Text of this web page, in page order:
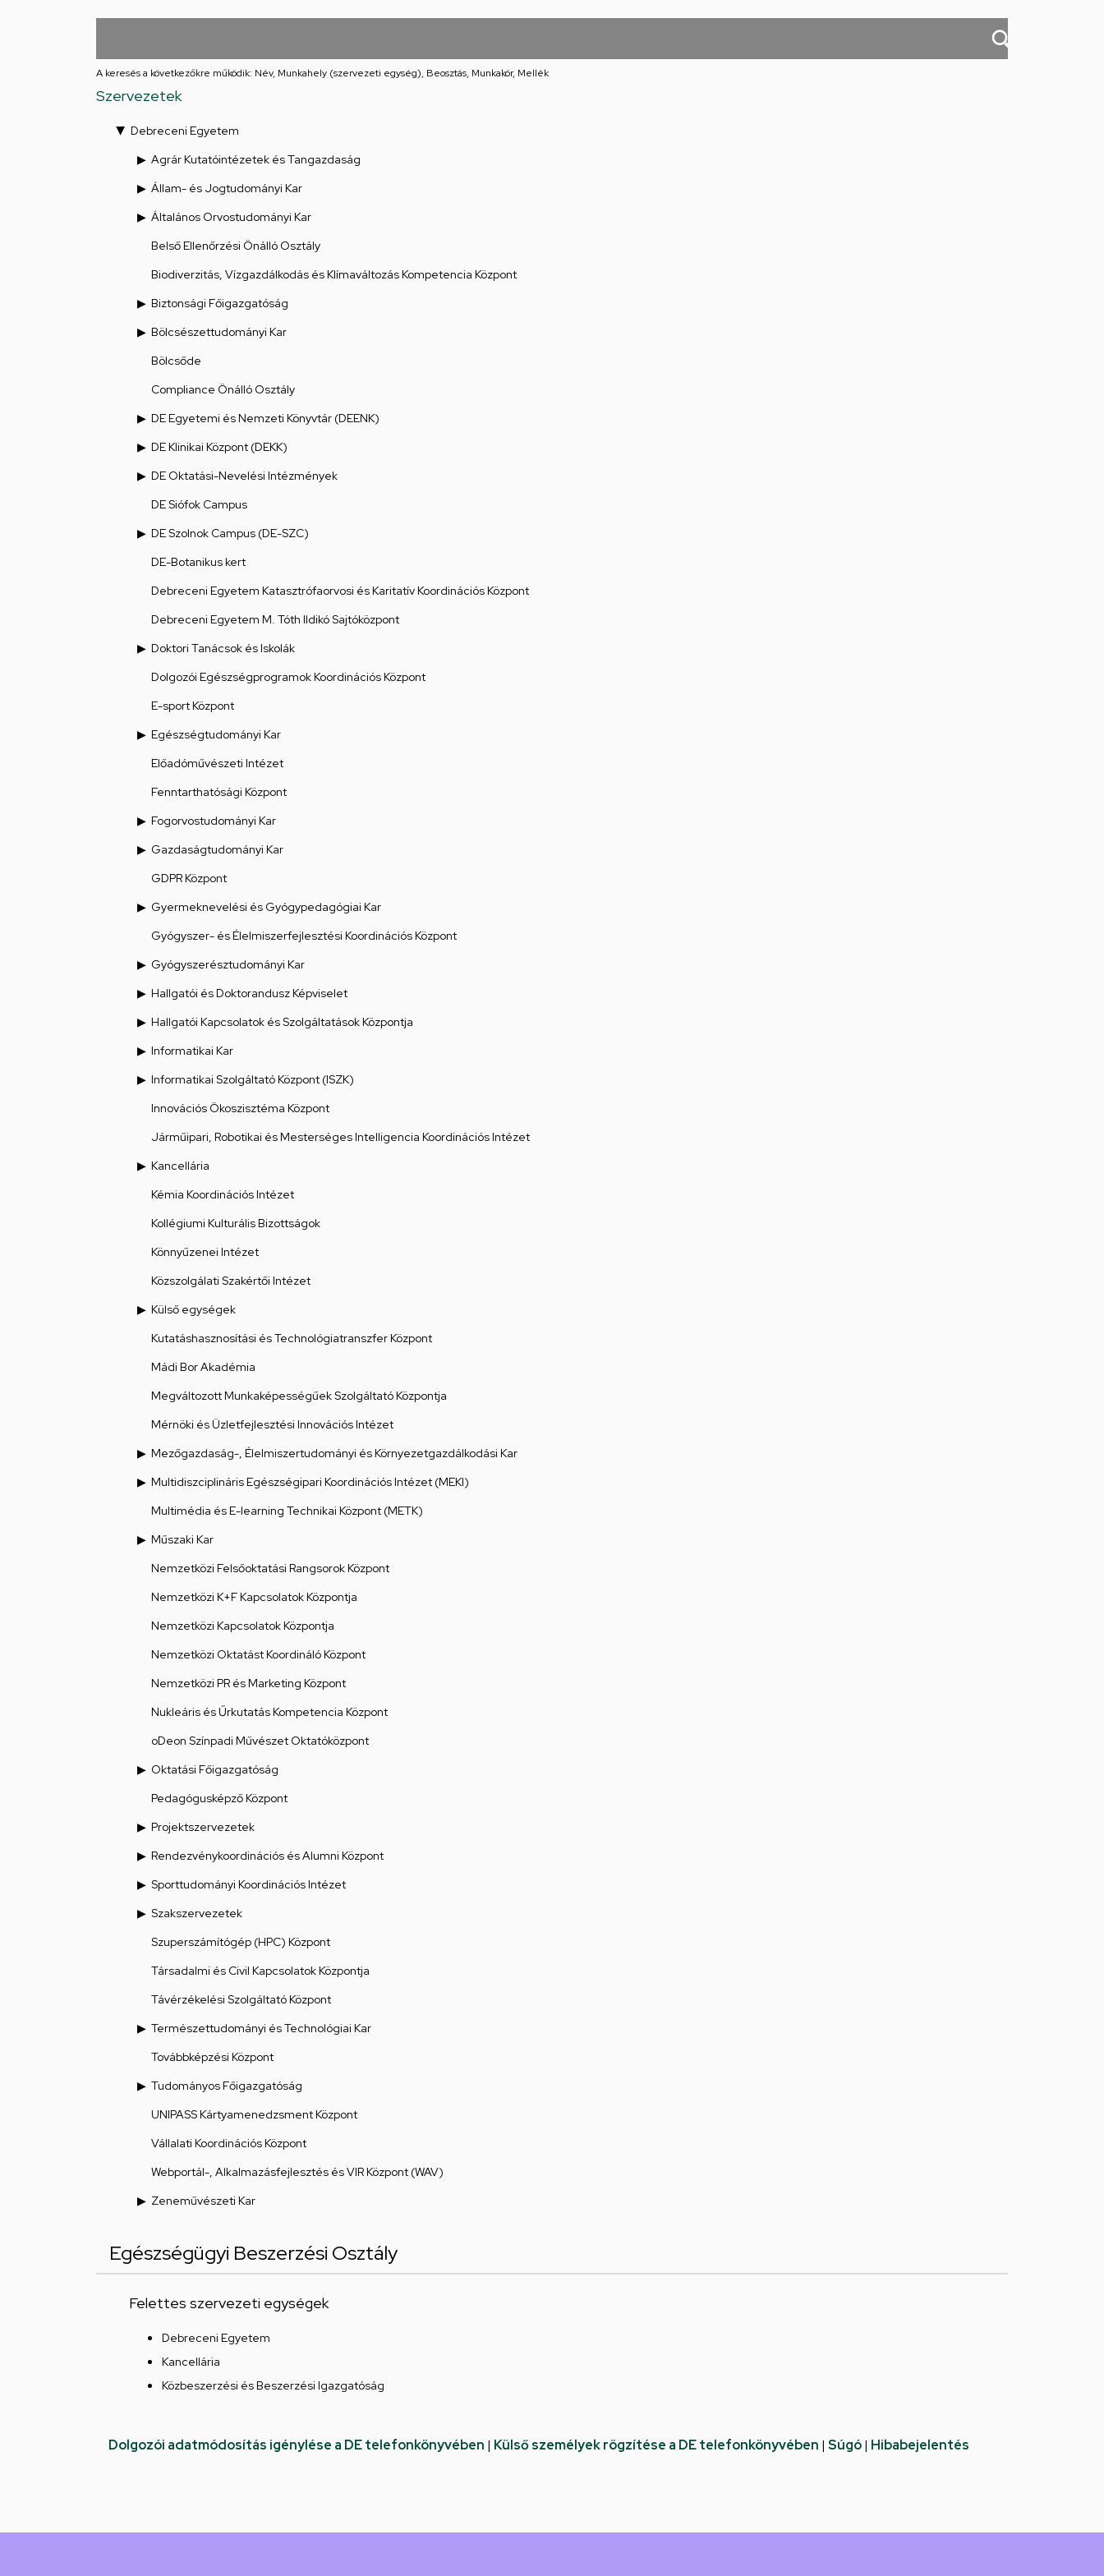
Iskolája
feladatellátási
A keresés a következőkre működik: Név, Munkahely (szervezeti egység), Beosztás, Munkakör, Mellék
Szervezetek
Debreceni Egyetem
Agrár Kutatóintézetek és Tangazdaság
Állam- és Jogtudományi Kar
Általános Orvostudományi Kar
Belső Ellenőrzési Önálló Osztály
Biodiverzitás, Vízgazdálkodás és Klímaváltozás Kompetencia Központ
Biztonsági Főigazgatóság
Bölcsészettudományi Kar
Bölcsőde
Compliance Önálló Osztály
DE Egyetemi és Nemzeti Könyvtár (DEENK)
DE Klinikai Központ (DEKK)
DE Oktatási-Nevelési Intézmények
DE Siófok Campus
DE Szolnok Campus (DE-SZC)
DE-Botanikus kert
Debreceni Egyetem Katasztrófaorvosi és Karitatív Koordinációs Központ
Debreceni Egyetem M. Tóth Ildikó Sajtóközpont
Doktori Tanácsok és Iskolák
Dolgozói Egészségprogramok Koordinációs Központ
E-sport Központ
Egészségtudományi Kar
Előadóművészeti Intézet
Fenntarthatósági Központ
Fogorvostudományi Kar
Gazdaságtudományi Kar
GDPR Központ
Gyermeknevelési és Gyógypedagógiai Kar
Gyógyszer- és Élelmiszerfejlesztési Koordinációs Központ
Gyógyszerésztudományi Kar
Hallgatói és Doktorandusz Képviselet
Hallgatói Kapcsolatok és Szolgáltatások Központja
Informatikai Kar
Informatikai Szolgáltató Központ (ISZK)
Innovációs Ökoszisztéma Központ
Járműipari, Robotikai és Mesterséges Intelligencia Koordinációs Intézet
Kancellária
Kémia Koordinációs Intézet
Kollégiumi Kulturális Bizottságok
Könnyűzenei Intézet
Közszolgálati Szakértői Intézet
Külső egységek
Kutatáshasznosítási és Technológiatranszfer Központ
Mádi Bor Akadémia
Megváltozott Munkaképességűek Szolgáltató Központja
Mérnöki és Üzletfejlesztési Innovációs Intézet
Mezőgazdaság-, Élelmiszertudományi és Környezetgazdálkodási Kar
Multidiszciplináris Egészségipari Koordinációs Intézet (MEKI)
Multimédia és E-learning Technikai Központ (METK)
Műszaki Kar
Nemzetközi Felsőoktatási Rangsorok Központ
Nemzetközi K+F Kapcsolatok Központja
Nemzetközi Kapcsolatok Központja
Nemzetközi Oktatást Koordináló Központ
Nemzetközi PR és Marketing Központ
Nukleáris és Űrkutatás Kompetencia Központ
oDeon Színpadi Művészet Oktatóközpont
Oktatási Főigazgatóság
Pedagógusképző Központ
Projektszervezetek
Rendezvénykoordinációs és Alumni Központ
Sporttudományi Koordinációs Intézet
Szakszervezetek
Szuperszámítógép (HPC) Központ
Társadalmi és Civil Kapcsolatok Központja
Távérzékelési Szolgáltató Központ
Természettudományi és Technológiai Kar
Továbbképzési Központ
Tudományos Főigazgatóság
UNIPASS Kártyamenedzsment Központ
Vállalati Koordinációs Központ
Webportál-, Alkalmazásfejlesztés és VIR Központ (WAV)
Zeneművészeti Kar
Egészségügyi Beszerzési Osztály
Felettes szervezeti egységek
Debreceni Egyetem
Kancellária
Közbeszerzési és Beszerzési Igazgatóság
Dolgozói adatmódosítás igénylése a DE telefonkönyvében | Külső személyek rögzítése a DE telefonkönyvében | Súgó| Hibabejelentés